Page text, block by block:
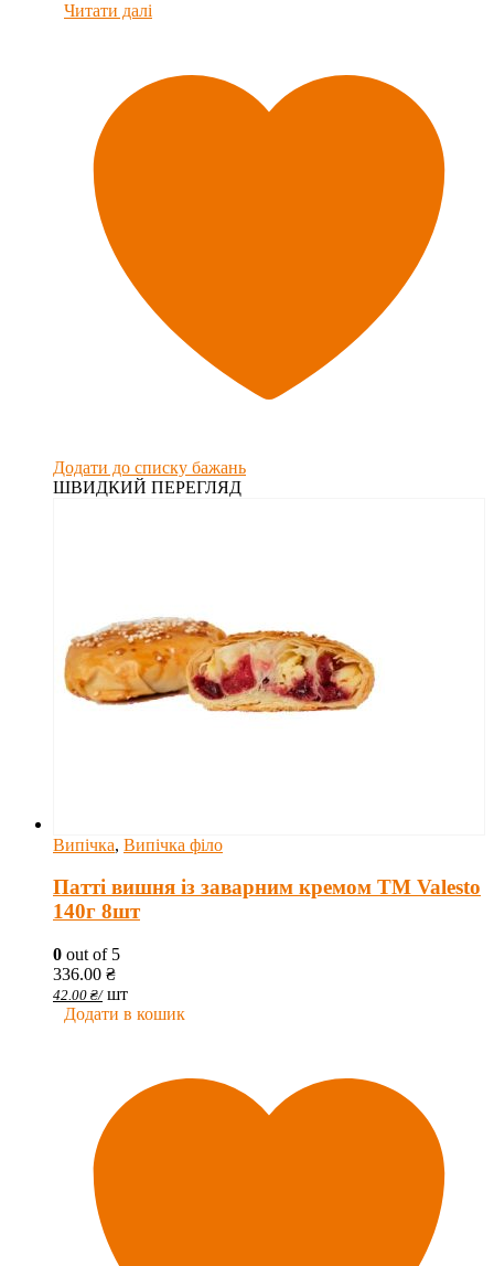
Читати далі
Додати до списку бажань
ШВИДКИЙ ПЕРЕГЛЯД
Випічка, Випічка філо
Патті вишня із заварним кремом TM Valesto
140г 8шт
0 out of 5
336.00 ₴
42.00 ₴/ шт
Додати в кошик